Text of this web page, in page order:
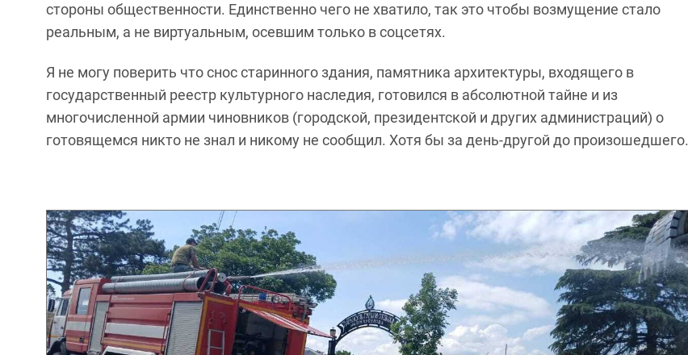
стороны общественности. Единственно чего не хватило, так это чтобы возмущение стало
реальным, а не виртуальным, осевшим только в соцсетях.
Я не могу поверить что снос старинного здания, памятника архитектуры, входящего в
государственный реестр культурного наследия, готовился в абсолютной тайне и из
многочисленной армии чиновников (городской, президентской и других администраций) о
готовящемся никто не знал и никому не сообщил. Хотя бы за день-другой до произошедшего.